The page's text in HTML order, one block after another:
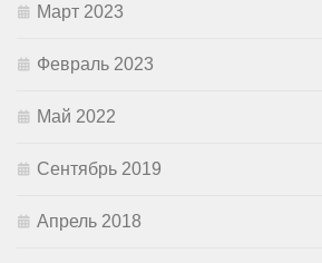
Март 2023
Февраль 2023
Май 2022
Сентябрь 2019
Апрель 2018